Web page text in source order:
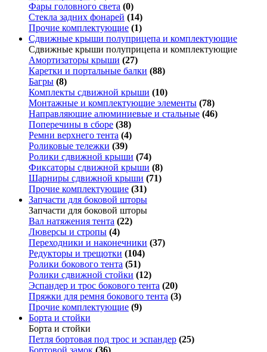
Фары головного света (0)
Стекла задних фонарей (14)
Прочие комплектующие (1)
Сдвижные крыши полуприцепа и комплектующие
Сдвижные крыши полуприцепа и комплектующие
Амортизаторы крыши (27)
Каретки и портальные балки (88)
Багры (8)
Комплекты сдвижной крыши (10)
Монтажные и комплектующие элементы (78)
Направляющие алюминиевые и стальные (46)
Поперечины в сборе (38)
Ремни верхнего тента (4)
Роликовые тележки (39)
Ролики сдвижной крыши (74)
Фиксаторы сдвижной крыши (8)
Шарниры сдвижной крыши (71)
Прочие комплектующие (31)
Запчасти для боковой шторы
Запчасти для боковой шторы
Вал натяжения тента (22)
Люверсы и стропы (4)
Переходники и наконечники (37)
Редукторы и трещотки (104)
Ролики бокового тента (51)
Ролики сдвижной стойки (12)
Эспандер и трос бокового тента (20)
Пряжки для ремня бокового тента (3)
Прочие комплектующие (9)
Борта и стойки
Борта и стойки
Петля бортовая под трос и эспандер (25)
Бортовой замок (36)